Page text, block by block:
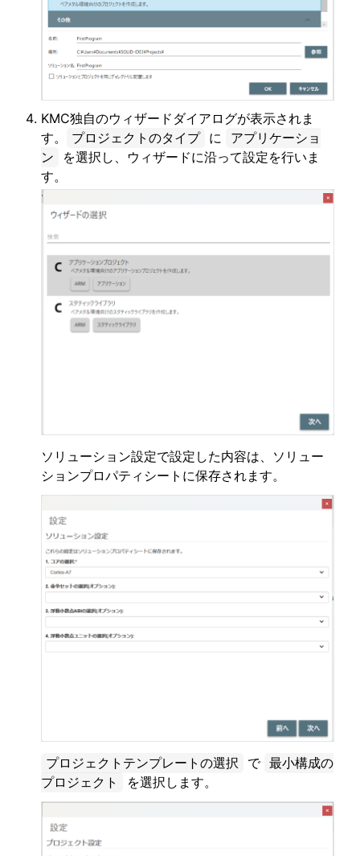
KMC独自のウィザードダイアログが表示されま
す。
プロジェクトのタイプ に
アプリケーショ
ン
を選択し、ウィザードに沿って設定を行いま
す。
ソリューション設定で設定した内容は、ソリュー
ションプロパティシートに保存されます。
プロジェクトテンプレートの選択 で 最小構成の
プロジェクト
を選択します。